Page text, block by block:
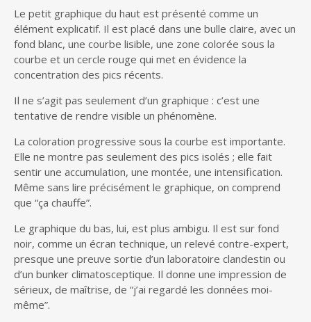
Le petit graphique du haut est présenté comme un
élément explicatif. Il est placé dans une bulle claire, avec un
fond blanc, une courbe lisible, une zone colorée sous la
courbe et un cercle rouge qui met en évidence la
concentration des pics récents.
Il ne s’agit pas seulement d’un graphique : c’est une
tentative de rendre visible un phénomène.
La coloration progressive sous la courbe est importante.
Elle ne montre pas seulement des pics isolés ; elle fait
sentir une accumulation, une montée, une intensification.
Même sans lire précisément le graphique, on comprend
que “ça chauffe”.
Le graphique du bas, lui, est plus ambigu. Il est sur fond
noir, comme un écran technique, un relevé contre-expert,
presque une preuve sortie d’un laboratoire clandestin ou
d’un bunker climatosceptique. Il donne une impression de
sérieux, de maîtrise, de “j’ai regardé les données moi-
même”.